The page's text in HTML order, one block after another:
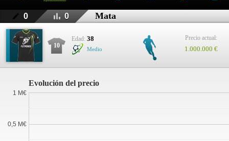
0 0 Mata
10
Edad: 38
Medio
Precio actual:
1.000.000 €
Evolución del precio
0,5 M€
1 M€